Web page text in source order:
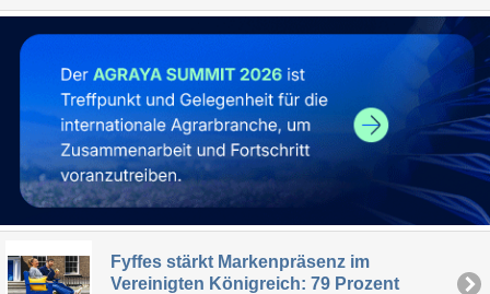
Fyffes stärkt Markenpräsenz im
Vereinigten Königreich: 79 Prozent